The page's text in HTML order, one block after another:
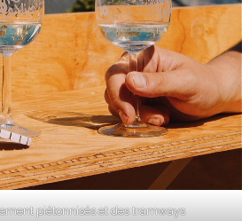
piétonnisés et des tramways